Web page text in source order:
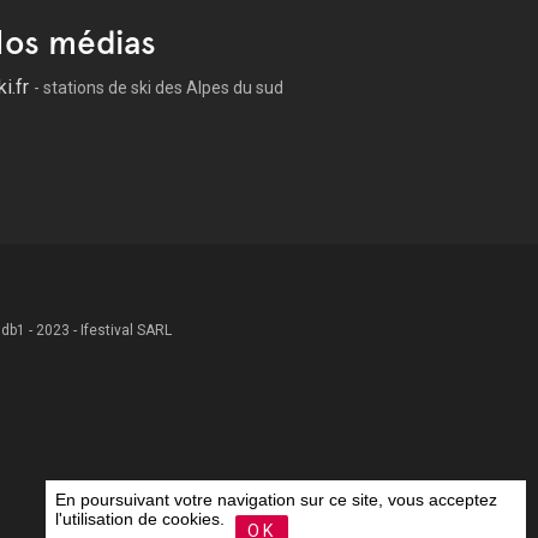
médias
- stations de ski des Alpes du sud
- 2023 - Ifestival SARL
En poursuivant votre navigation sur ce site, vous acceptez
l'utilisation de cookies.
OK